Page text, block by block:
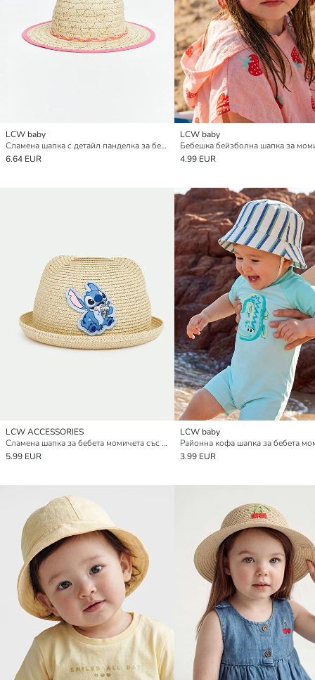
LCW baby
Сламена шапка с детайл панделка за бебета момичета
6.64 EUR
LCW baby
4.99 EUR
LCW ACCESSORIES
Сламена шапка за бебета момичета със Стич бродерия
5.99 EUR
LCW baby
3.99 EUR